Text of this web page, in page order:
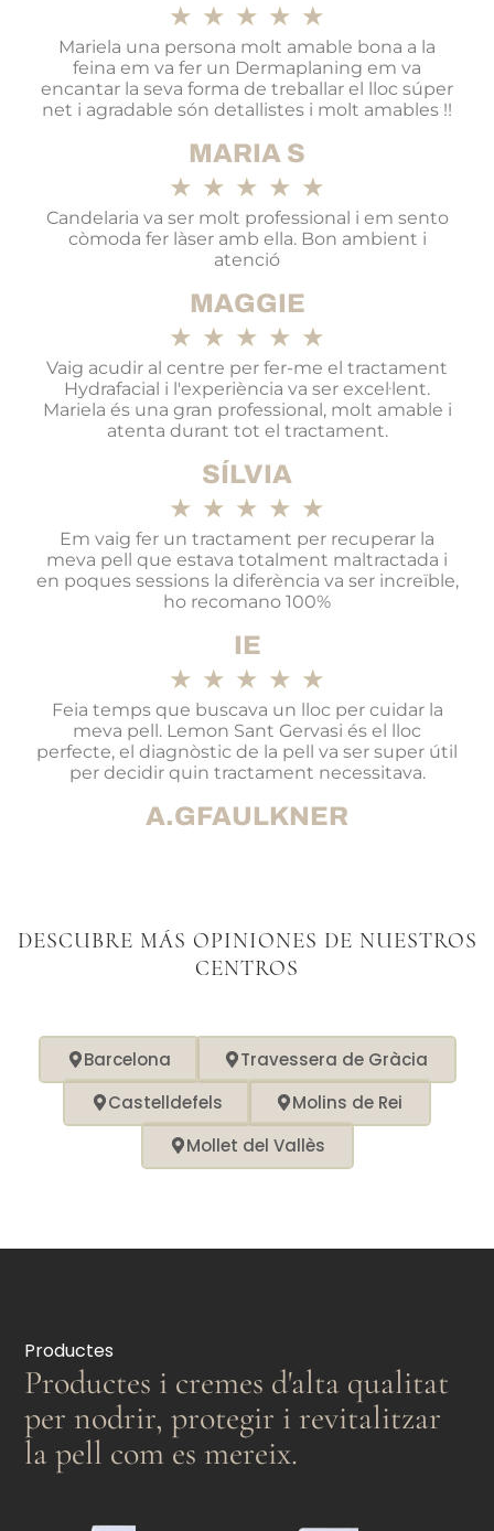
★ ★ ★ ★ ★
Mariela una persona molt amable bona a la
feina em va fer un Dermaplaning em va
encantar la seva forma de treballar el lloc súper
net i agradable són detallistes i molt amables !!
MARIA S
★ ★ ★ ★ ★
Candelaria va ser molt professional i em sento
còmoda fer làser amb ella. Bon ambient i
atenció
MAGGIE
★ ★ ★ ★ ★
Vaig acudir al centre per fer-me el tractament
Hydrafacial i l'experiència va ser excel·lent.
Mariela és una gran professional, molt amable i
atenta durant tot el tractament.
SÍLVIA
★ ★ ★ ★ ★
Em vaig fer un tractament per recuperar la
meva pell que estava totalment maltractada i
en poques sessions la diferència va ser increïble,
ho recomano 100%
IE
★ ★ ★ ★ ★
Feia temps que buscava un lloc per cuidar la
meva pell. Lemon Sant Gervasi és el lloc
perfecte, el diagnòstic de la pell va ser super útil
per decidir quin tractament necessitava.
A.GFAULKNER
DESCUBRE MÁS OPINIONES DE NUESTROS
CENTROS
Barcelona
Travessera de Gràcia
Castelldefels
Molins de Rei
Mollet del Vallès
Productes
Productes i cremes d'alta qualitat
per nodrir, protegir i revitalitzar
la pell com es mereix.